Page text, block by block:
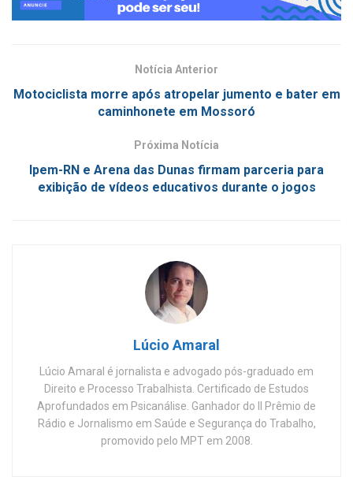
Notícia Anterior
Motociclista morre após atropelar jumento e bater em
caminhonete em Mossoró
Próxima Notícia
Ipem-RN e Arena das Dunas firmam parceria para
exibição de vídeos educativos durante o jogos
Lúcio Amaral
Lúcio Amaral é jornalista e advogado pós-graduado em
Direito e Processo Trabalhista. Certificado de Estudos
Aprofundados em Psicanálise. Ganhador do II Prêmio de
Rádio e Jornalismo em Saúde e Segurança do Trabalho,
promovido pelo MPT em 2008.